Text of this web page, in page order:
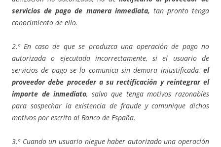
servicios de pago de manera inmediata, tan pronto tenga
conocimiento de ello.
2.º En caso de que se produzca una operación de pago no
autorizada o ejecutada incorrectamente, si el usuario de
servicios de pago se lo comunica sin demora injustificada, el
proveedor debe proceder a su rectificación y reintegrar el
importe de inmediato, salvo que tenga motivos razonables
para sospechar la existencia de fraude y comunique dichos
motivos por escrito al Banco de España.
3.º Cuando un usuario niegue haber autorizado una operación